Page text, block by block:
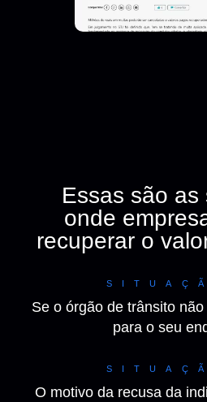
Essas são as
onde
recuperar o
Se o órgão de trânsito
para o seu
O motivo da recusa da